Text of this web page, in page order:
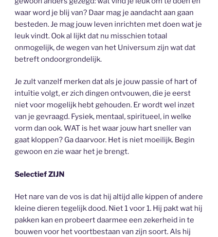
waar word je blij van? Daar mag je aandacht aan gaan
besteden. Je mag jouw leven inrichten met doen wat je
leuk vindt. Ook al lijkt dat nu misschien totaal
onmogelijk, de wegen van het Universum zijn wat dat
betreft ondoorgrondelijk.
Je zult vanzelf merken dat als je jouw passie of hart of
intuïtie volgt, er zich dingen ontvouwen, die je eerst
niet voor mogelijk hebt gehouden. Er wordt wel inzet
van je gevraagd. Fysiek, mentaal, spiritueel, in welke
vorm dan ook. WAT is het waar jouw hart sneller van
gaat kloppen? Ga daarvoor. Het is niet moeilijk. Begin
gewoon en zie waar het je brengt.
Selectief ZIJN
Het nare van de vos is dat hij altijd alle kippen of andere
kleine dieren tegelijk dood. Niet 1 voor 1. Hij pakt wat hij
pakken kan en probeert daarmee een zekerheid in te
bouwen voor het voortbestaan van zijn soort. Als hij